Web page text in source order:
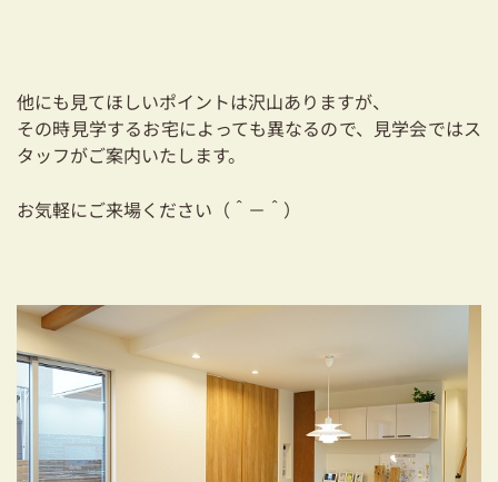
他にも見てほしいポイントは沢山ありますが、
その時見学するお宅によっても異なるので、見学会ではス
タッフがご案内いたします。
お気軽にご来場ください（＾－＾）